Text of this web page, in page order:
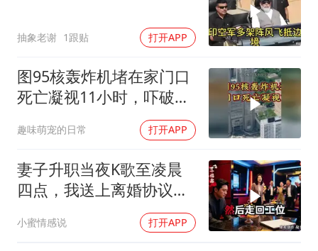
“深圳地面沉降致车辆损坏”不实
奋进开新局 实干挑大梁
抽象老谢 1跟贴 打开APP
图95核轰炸机堵在家门口
死亡凝视11小时，吓破胆
趣味萌宠的日常 打开APP
妻子升职当夜K歌至凌晨
四点，我送上离婚协议果
盘，隔天她拦在公司门
口：我们谈谈
小蜜情感说 打开APP